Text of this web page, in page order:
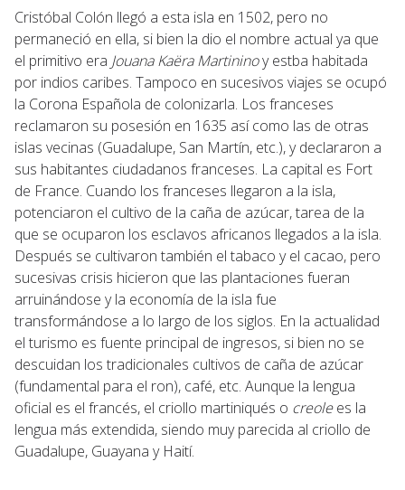
Cristóbal Colón llegó a esta isla en 1502, pero no
permaneció en ella, si bien la dio el nombre actual ya que
el primitivo era Jouana Kaëra Martininoy estba habitada
por indios caribes. Tampoco en sucesivos viajes se ocupó
la Corona Española de colonizarla. Los franceses
reclamaron su posesión en 1635 así como las de otras
islas vecinas (Guadalupe, San Martín, etc.), y declararon a
sus habitantes ciudadanos franceses. La capital es Fort
de France. Cuando los franceses llegaron a la isla,
potenciaron el cultivo de la caña de azúcar, tarea de la
que se ocuparon los esclavos africanos llegados a la isla.
Después se cultivaron también el tabaco y el cacao, pero
sucesivas crisis hicieron que las plantaciones fueran
arruinándose y la economía de la isla fue
transformándose a lo largo de los siglos. En la actualidad
el turismo es fuente principal de ingresos, si bien no se
descuidan los tradicionales cultivos de caña de azúcar
(fundamental para el ron), café, etc. Aunque la lengua
oficial es el francés, el criollo martiniqués o creolees la
lengua más extendida, siendo muy parecida al criollo de
Guadalupe, Guayana y Haití.